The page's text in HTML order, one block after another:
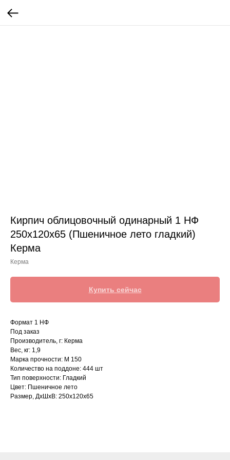
Кирпич облицовочный одинарный 1 НФ
250х120х65 (Пшеничное лето гладкий)
Керма
Керма
Купить сейчас
Формат 1 НФ
Под заказ
Производитель, г: Керма
Вес, кг: 1,9
Марка прочности: М 150
Количество на поддоне: 444 шт
Тип поверхности: Гладкий
Цвет: Пшеничное лето
Размер, ДхШхВ: 250х120х65